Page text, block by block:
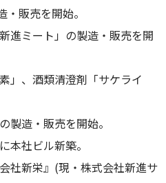
販売を開始。
ミート」の製造・販売を開
、酒類清澄剤「サケライ
造・販売を開始。
社ビル新築。
新栄』(現・株式会社新進サ